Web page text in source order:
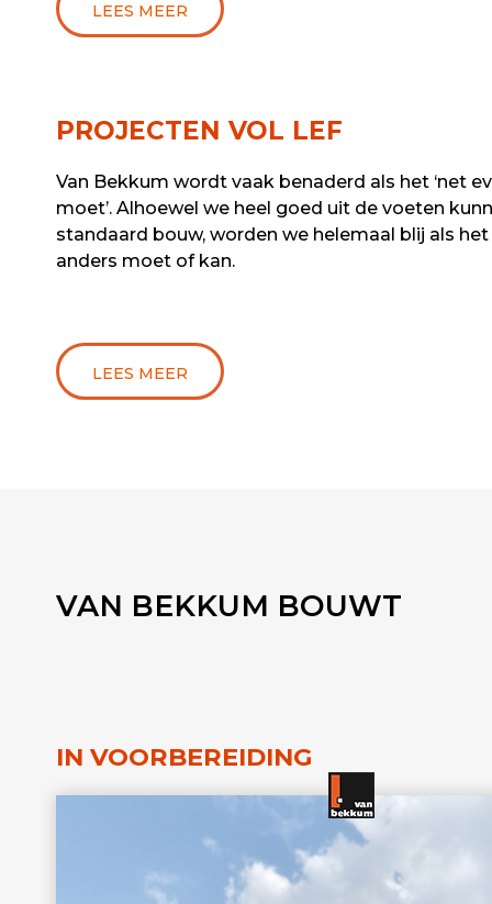
LEES MEER
PROJECTEN VOL LEF
Van Bekkum wordt vaak benaderd als het ‘net
moet’. Alhoewel we heel goed uit de voeten
standaard bouw, worden we helemaal blij als
anders moet of kan.
LEES MEER
VAN BEKKUM BOUWT
IN VOORBEREIDING